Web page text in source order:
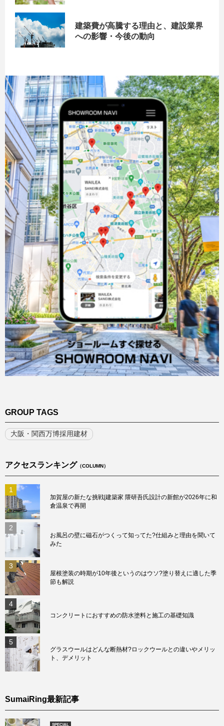
建築費が高騰する理由と、建設業界
への影響・今後の動向
GROUP TAGS
大阪・関西万博採用建材
アクセスランキング （COLUMN）
1
加賀屋の新たな挑戦|建築家 隈研吾氏設計の新館が2026年に和
倉温泉で再開
2
お風呂の壁に磁石がつくって知ってた?仕組みと理由を聞いて
みた
3
屋根塗装の時期が10年後というのはウソ?塗り替えに適した季
節も解説
4
コンクリートにおすすめの防水塗料と施工の基礎知識
5
グラスウールはどんな断熱材?ロックウールとの違いやメリッ
ト、デメリット
SumaiRing最新記事
SPECIAL